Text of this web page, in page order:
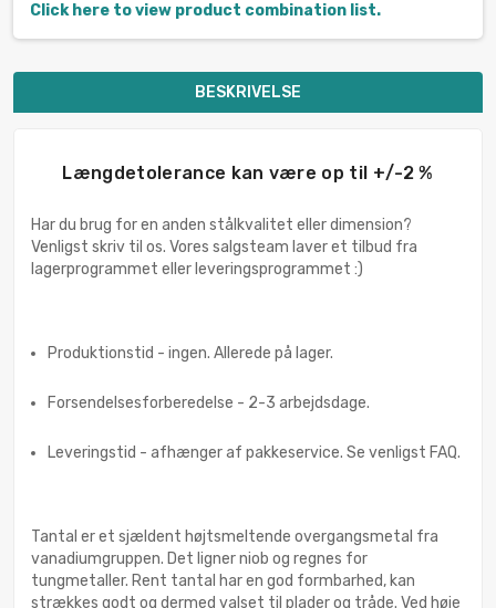
Click here to view product combination list.
BESKRIVELSE
Længdetolerance kan være op til +/-2 %
Har du brug for en anden stålkvalitet eller dimension?
Venligst skriv til os. Vores salgsteam laver et tilbud fra
lagerprogrammet eller leveringsprogrammet :)
Produktionstid - ingen. Allerede på lager.
Forsendelsesforberedelse - 2-3 arbejdsdage.
Leveringstid - afhænger af pakkeservice. Se venligst FAQ.
Tantal er et sjældent højtsmeltende overgangsmetal fra
vanadiumgruppen. Det ligner niob og regnes for
tungmetaller. Rent tantal har en god formbarhed, kan
strækkes godt og dermed valset til plader og tråde. Ved høje